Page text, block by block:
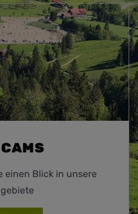
einen Blick in unsere